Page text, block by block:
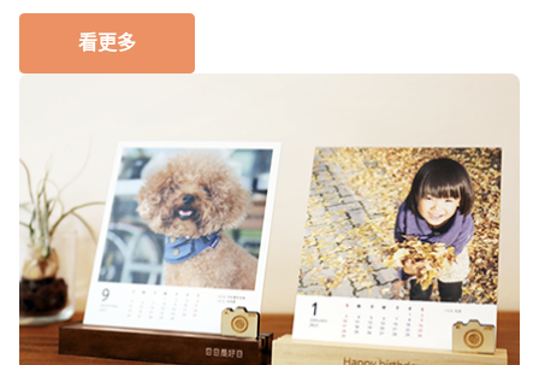
看更多